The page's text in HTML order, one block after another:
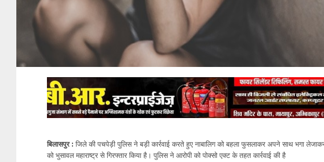
बिलासपुर : जिले की पचपेड़ी पुलिस ने बड़ी कार्रवाई करते हुए नाबालिग को बहला फुसलाकर अपने साथ भगा
को भुसावल महाराष्ट्र से गिरफ्तार किया है। पुलिस ने आरोपी को पोक्सो एक्ट के तहत कार्रवाई की है